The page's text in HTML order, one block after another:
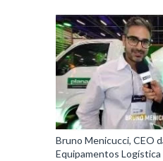
Bruno Menicucci, CEO
Equipamentos Logística